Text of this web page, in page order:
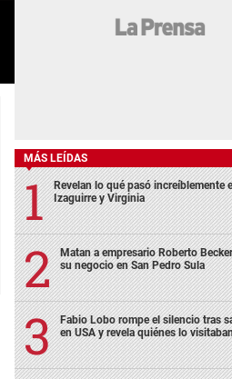
MÁS LEÍDAS
Revelan lo qué pasó increíblemente
Izaguirre y Virginia
Matan a empresario Roberto
su negocio en San Pedro Sula
Fabio Lobo rompe el silencio tras
en USA y revela quiénes lo